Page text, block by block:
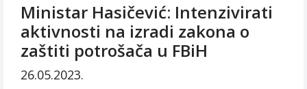
Ministar Hasičević: Intenzivirati
aktivnosti na izradi zakona o
zaštiti potrošača u FBiH
26.05.2023.